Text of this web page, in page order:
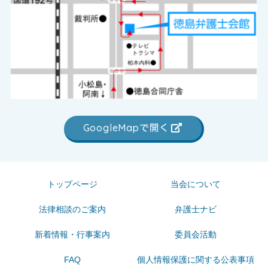
GoogleMapで開く
トップページ 当会について
法律相談のご案内 弁護士ナビ
新着情報・行事案内 委員会活動
FAQ 個人情報保護に関する公表事項